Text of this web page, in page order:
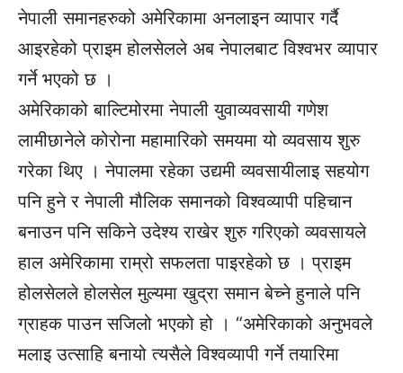
नेपाली समानहरुको अमेरिकामा अनलाइन व्यापार गर्दै
आइरहेको प्राइम होलसेलले अब नेपालबाट विश्वभर व्यापार
गर्ने भएको छ ।
अमेरिकाको बाल्टिमोरमा नेपाली युवाव्यवसायी गणेश
लामीछानेले कोरोना महामारिको समयमा यो व्यवसाय शुरु
गरेका थिए । नेपालमा रहेका उद्यमी व्यवसायीलाइ सहयोग
पनि हुने र नेपाली मौलिक समानको विश्वव्यापी पहिचान
बनाउन पनि सकिने उदेश्य राखेर शुरु गरिएको व्यवसायले
हाल अमेरिकामा राम्रो सफलता पाइरहेको छ । प्राइम
होलसेलले होलसेल मुल्यमा खुद्रा समान बेच्ने हुनाले पनि
ग्राहक पाउन सजिलो भएको हो । “अमेरिकाको अनुभवले
मलाइ उत्साहि बनायो त्यसैले विश्वव्यापी गर्ने तयारिमा